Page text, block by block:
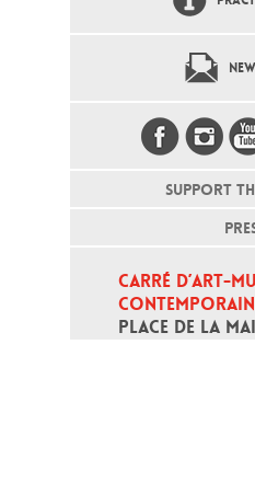
SUPPORT
CARRÉ D’ART-
CONTEMPORAIN
PLACE DE LA